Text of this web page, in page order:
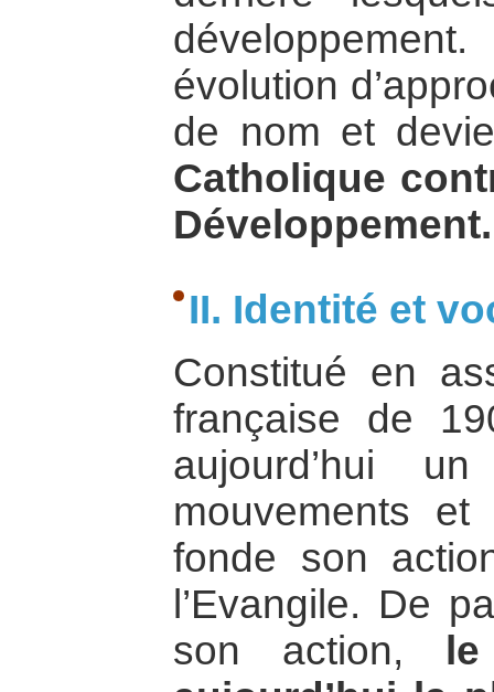
évolution
de nom et
Catholique
Développement.
II. Identité et
Constitué en
française de
aujourd’hui
mouvements et
fonde son
l’Evangile. De
son action,